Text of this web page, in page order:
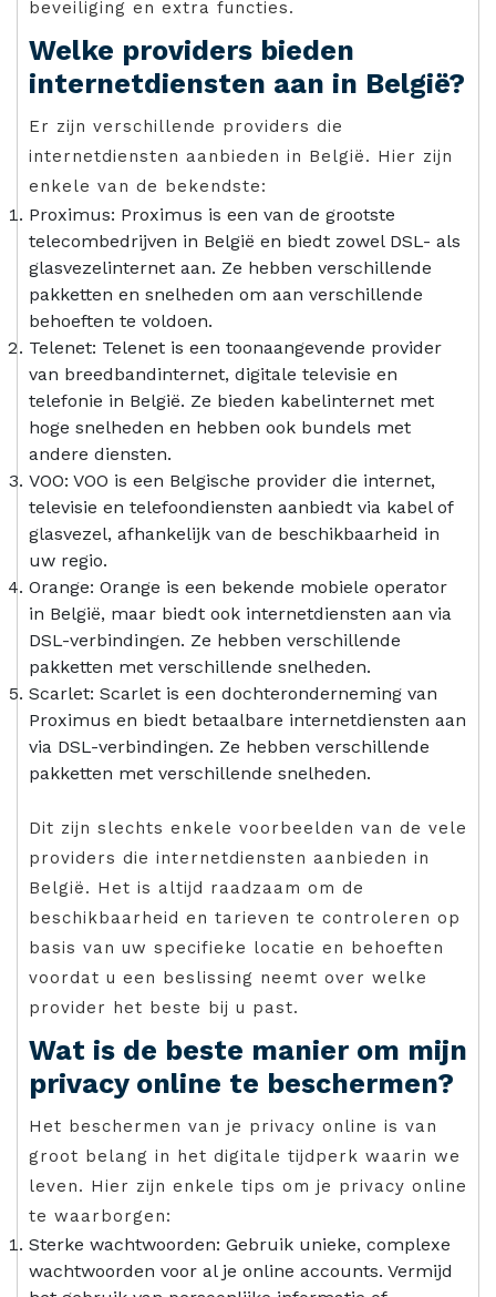
beveiliging en extra functies.
Welke providers bieden
internetdiensten aan in België?
Er zijn verschillende providers die
internetdiensten aanbieden in België. Hier zijn
enkele van de bekendste:
Proximus: Proximus is een van de grootste
telecombedrijven in België en biedt zowel DSL- als
glasvezelinternet aan. Ze hebben verschillende
pakketten en snelheden om aan verschillende
behoeften te voldoen.
Telenet: Telenet is een toonaangevende provider
van breedbandinternet, digitale televisie en
telefonie in België. Ze bieden kabelinternet met
hoge snelheden en hebben ook bundels met
andere diensten.
VOO: VOO is een Belgische provider die internet,
televisie en telefoondiensten aanbiedt via kabel of
glasvezel, afhankelijk van de beschikbaarheid in
uw regio.
Orange: Orange is een bekende mobiele operator
in België, maar biedt ook internetdiensten aan via
DSL-verbindingen. Ze hebben verschillende
pakketten met verschillende snelheden.
Scarlet: Scarlet is een dochteronderneming van
Proximus en biedt betaalbare internetdiensten aan
via DSL-verbindingen. Ze hebben verschillende
pakketten met verschillende snelheden.
Dit zijn slechts enkele voorbeelden van de vele
providers die internetdiensten aanbieden in
België. Het is altijd raadzaam om de
beschikbaarheid en tarieven te controleren op
basis van uw specifieke locatie en behoeften
voordat u een beslissing neemt over welke
provider het beste bij u past.
Wat is de beste manier om mijn
privacy online te beschermen?
Het beschermen van je privacy online is van
groot belang in het digitale tijdperk waarin we
leven. Hier zijn enkele tips om je privacy online
te waarborgen:
Sterke wachtwoorden: Gebruik unieke, complexe
wachtwoorden voor al je online accounts. Vermijd